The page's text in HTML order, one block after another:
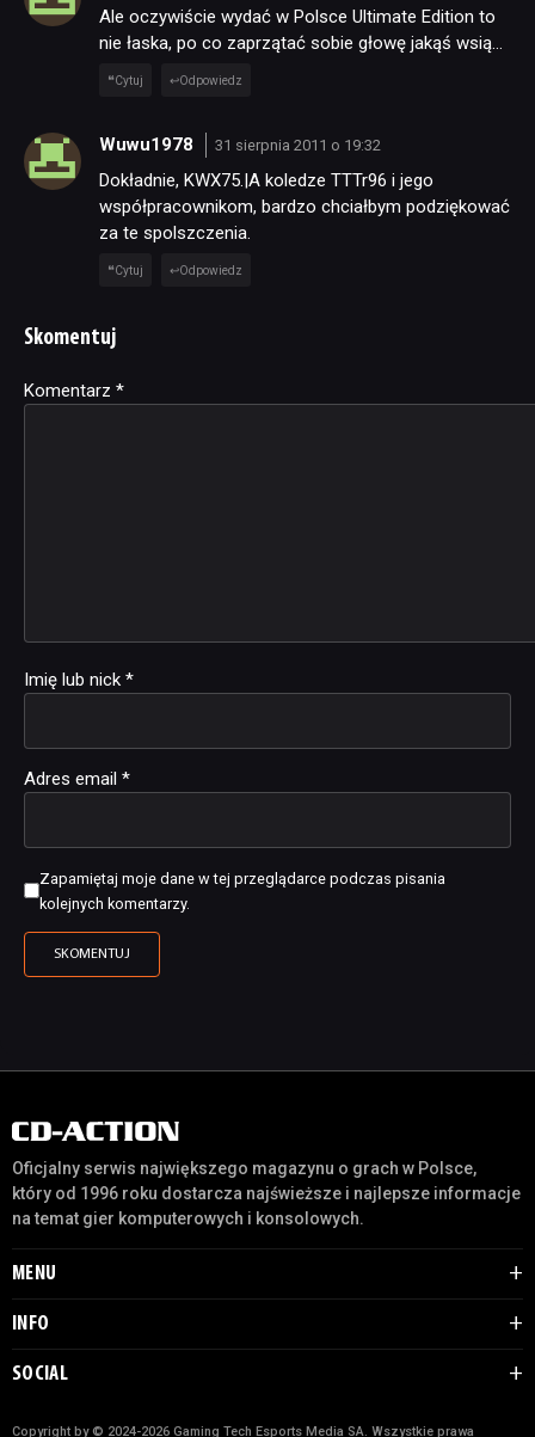
Ale oczywiście wydać w Polsce Ultimate Edition to
nie łaska, po co zaprzątać sobie głowę jakąś wsią…
Cytuj Odpowiedz
Wuwu1978 31 sierpnia 2011 o 19:32
Dokładnie, KWX75.|A koledze TTTr96 i jego
współpracownikom, bardzo chciałbym podziękować
za te spolszczenia.
Cytuj Odpowiedz
Skomentuj
Komentarz *
Imię lub nick *
Adres email *
Zapamiętaj moje dane w tej przeglądarce podczas pisania
kolejnych komentarzy.
Alternative:
Oficjalny serwis największego magazynu o grach w Polsce,
który od 1996 roku dostarcza najświeższe i najlepsze informacje
na temat gier komputerowych i konsolowych.
MENU
INFO
SOCIAL
Copyright by © 2024-2026 Gaming Tech Esports Media SA. Wszystkie prawa